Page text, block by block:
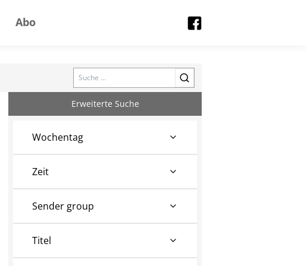
Abo
Search
Erweiterte Suche
Wochentag
Zeit
Sender group
Titel